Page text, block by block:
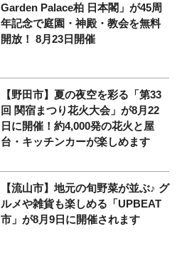
Garden Palace柏 日本閣」が45周
年記念で庭園・神殿・教会を無料
開放！ 8月23日開催
【野田市】夏の夜空を彩る「第33
回 関宿まつり花火大会」が8月22
日に開催！約4,000発の花火と屋
台・キッチンカーが楽しめます
【流山市】地元の旬野菜が並ぶ♪ グ
ルメや雑貨も楽しめる「UPBEAT
市」が8月9日に開催されます